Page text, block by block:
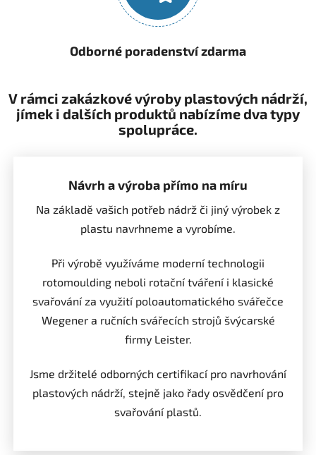
Odborné poradenství zdarma
V rámci zakázkové výroby plastových nádrží,
jímek i dalších produktů nabízíme dva typy
spolupráce.
Návrh a výroba přímo na míru
Na základě vašich potřeb nádrž či jiný výrobek z
plastu navrhneme a vyrobíme.
Při výrobě využíváme moderní technologii
rotomoulding neboli rotační tváření i klasické
svařování za využití poloautomatického svářečce
Wegener a ručních svářecích strojů švýcarské
firmy Leister.
Jsme držitelé odborných certifikací pro navrhování
plastových nádrží, stejně jako řady osvědčení pro
svařování plastů.